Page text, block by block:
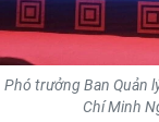
KIỂM CHỨNG
TRI THỨC
Phó trưởng Ban Quản
Chí Minh